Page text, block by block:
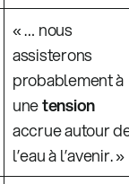
« … nous
assisterons
probablement à
unetension
accrue autour
l’eau à l’avenir. »